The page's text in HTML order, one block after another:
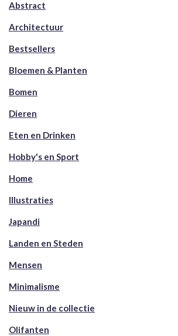
Abstract
Architectuur
Bestsellers
Bloemen & Planten
Bomen
Dieren
Eten en Drinken
Hobby's en Sport
Home
Illustraties
Japandi
Landen en Steden
Mensen
Minimalisme
Nieuw in de collectie
Olifanten